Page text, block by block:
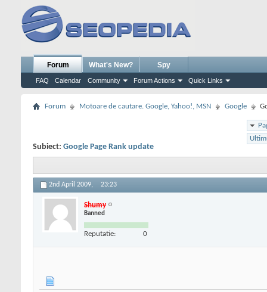
Forum
FAQ Calendar Community Forum Actions Quick Links
What's New? Spy
Forum Motoare de cautare. Google, Yahoo!, MSN Google
Subiect: Google Page Rank update
2nd April 2009, 23:23
Shumy
Banned
Reputatie: 0